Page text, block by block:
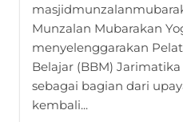
Munzalan Mubarakan
menyelenggarakan
Belajar (BBM)
sebagai bagian dari
kembali...